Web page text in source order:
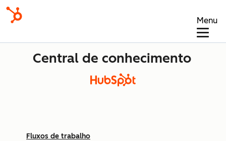
Menu
Central de conhecimento
Fluxos de trabalho